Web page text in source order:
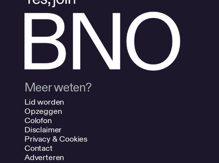
Meer weten?
Lid worden
Opzeggen
Colofon
Disclaimer
Privacy & Cookies
Contact
Adverteren